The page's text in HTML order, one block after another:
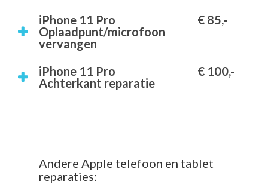
iPhone 11 Pro
Oplaadpunt/microfoon
vervangen
€ 85,-
iPhone 11 Pro
Achterkant reparatie
€ 100,-
Andere Apple telefoon en tablet
reparaties: